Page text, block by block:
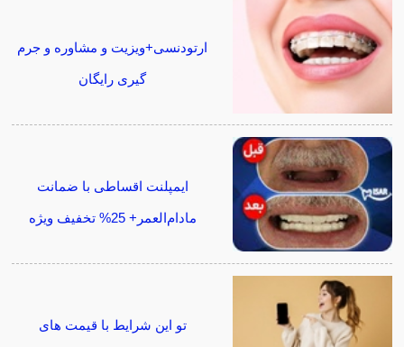
ارتودنسی+ویزیت و مشاوره و جرم
گیری رایگان
ایمپلنت اقساطی با ضمانت
مادام‌العمر+ 25% تخفیف ویژه
تو این شرایط با قیمت های